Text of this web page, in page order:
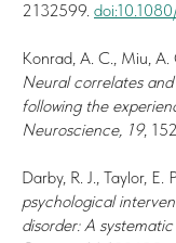
2132599.
Konrad, A. C., Miu, A.
Neural correlates
following the
Neuroscience, 19,
Darby, R. J., Taylor,
psychological
disorder: A